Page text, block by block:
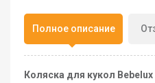
Полное описание
Коляска для кукол